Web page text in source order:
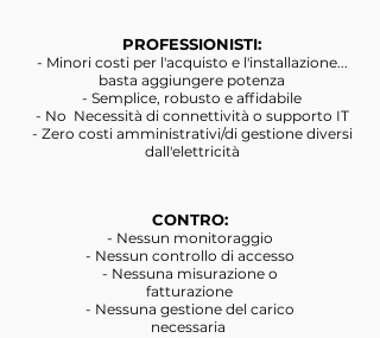
PROFESSIONISTI:
- Minori costi per l'acquisto e l'installazione...
basta aggiungere potenza
- Semplice, robusto e affidabile
- No Necessità di connettività o supporto IT
- Zero costi amministrativi/di gestione diversi
dall'elettricità
CONTRO:
- Nessun monitoraggio
- Nessun controllo di accesso
- Nessuna misurazione o
fatturazione
- Nessuna gestione del carico
necessaria